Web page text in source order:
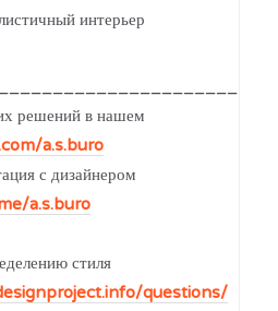
интерьер
решений в нашем
a.s.buro
с дизайнером
a.s.buro
стиля
questions/